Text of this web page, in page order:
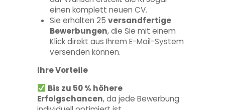
einen komplett neuen CV.
Sie erhalten 25 versandfertige
Bewerbungen, die Sie mit einem
Klick direkt aus Ihrem E-Mail-System
versenden können.
Ihre Vorteile
Bis zu 50 % höhere
Erfolgschancen, da jede Bewerbung